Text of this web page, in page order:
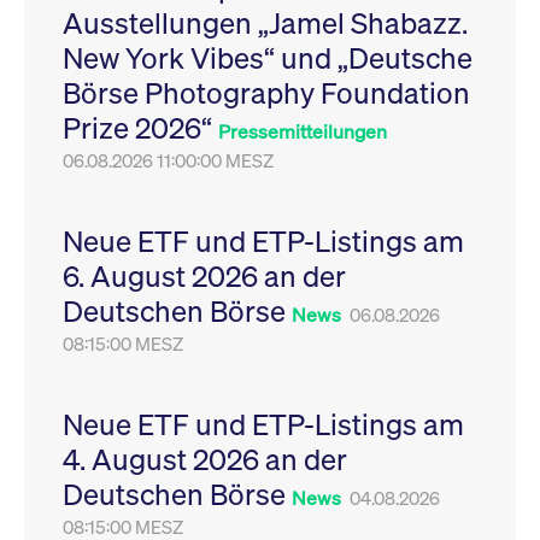
Ausstellungen „Jamel Shabazz.
New York Vibes“ und „Deutsche
Börse Photography Foundation
Prize 2026“ Pressemitteilungen
06.08.2026 11:00:00 MESZ
Neue ETF und ETP-Listings am
6. August 2026 an der
Deutschen Börse News 06.08.2026
08:15:00 MESZ
Neue ETF und ETP-Listings am
4. August 2026 an der
Deutschen Börse News 04.08.2026
08:15:00 MESZ
Leistung der Website
zu messen. Es handelt
sich um ein Muster-
Cookie, bei dem auf
das Präfix _pk_ses
eine kurze Reihe von
VISITOR_PRIVACY_METADATA
YouTube
.youtube.com
6
Monate
Dieses Cookie dient
Speicherung der
Einwilligungs- und
des Nutzers für ihre
Interaktion mit der
Sitzungen geehrt